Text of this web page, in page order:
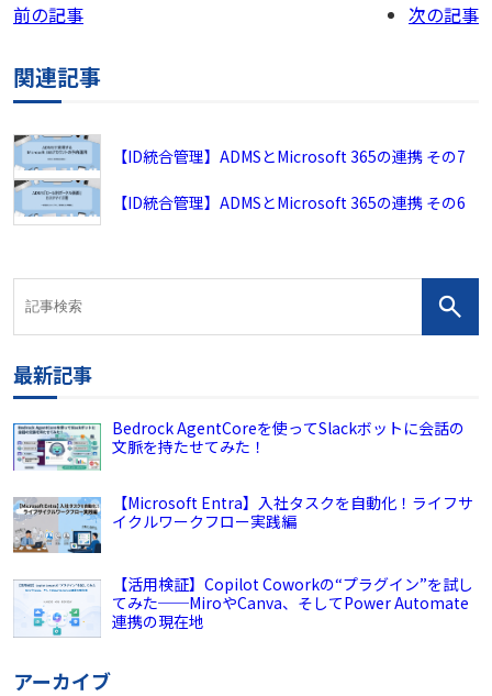
前の記事 次の記事
関連記事
【ID統合管理】ADMSとMicrosoft 365の連携 その7
【ID統合管理】ADMSとMicrosoft 365の連携 その6
最新記事
Bedrock AgentCoreを使ってSlackボットに会話の
文脈を持たせてみた！
【Microsoft Entra】入社タスクを自動化！ライフサ
イクルワークフロー実践編
【活用検証】Copilot Coworkの“プラグイン”を試し
てみた──MiroやCanva、そしてPower Automate
連携の現在地
アーカイブ